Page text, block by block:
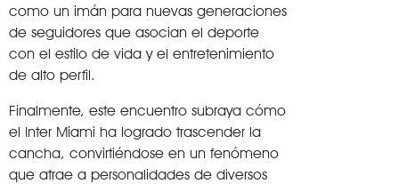
como un imán para nuevas generaciones
de seguidores que asocian el deporte
con el estilo de vida y el entretenimiento
de alto perfil.
Finalmente, este encuentro subraya cómo
el Inter Miami ha logrado trascender la
cancha, convirtiéndose en un fenómeno
que atrae a personalidades de diversos